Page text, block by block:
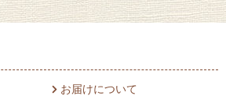
お届けについて